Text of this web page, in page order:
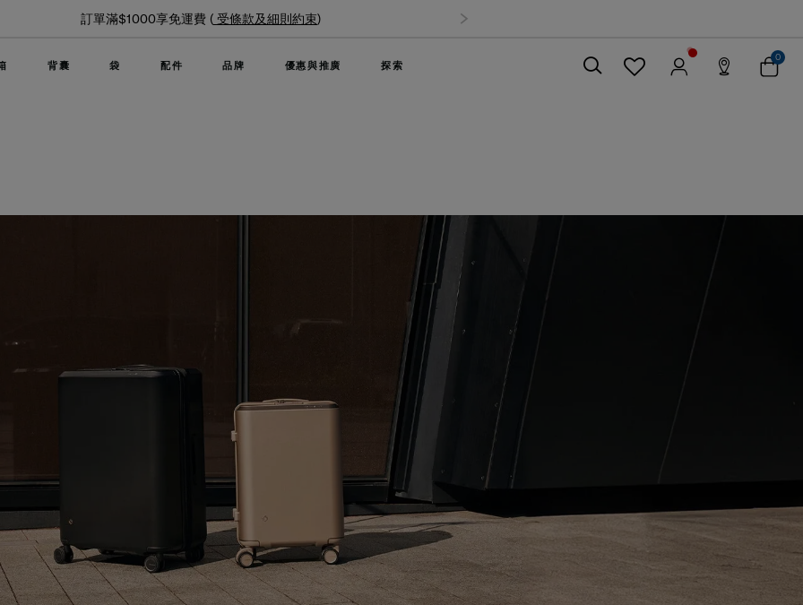
夏日限時優惠: 精選行李箱低至6折
背囊 袋 配件 品牌 優惠與推廣 探索
0